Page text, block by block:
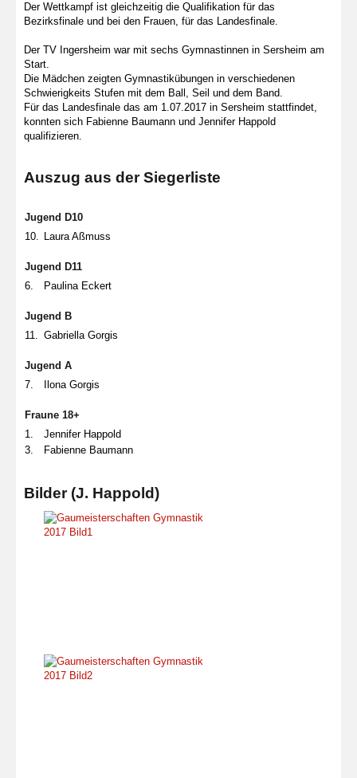
Der Wettkampf ist gleichzeitig die Qualifikation für das
Bezirksfinale und bei den Frauen, für das Landesfinale.
Der TV Ingersheim war mit sechs Gymnastinnen in Sersheim am
Start.
Die Mädchen zeigten Gymnastikübungen in verschiedenen
Schwierigkeits Stufen mit dem Ball, Seil und dem Band.
Für das Landesfinale das am 1.07.2017 in Sersheim stattfindet,
konnten sich Fabienne Baumann und Jennifer Happold
qualifizieren.
Auszug aus der Siegerliste
Jugend D10
10. Laura Aßmuss
Jugend D11
6.
Paulina Eckert
Jugend B
11. Gabriella Gorgis
Jugend A
7.
Ilona Gorgis
Fraune 18+
1.
Jennifer Happold
3.
Fabienne Baumann
Bilder (J. Happold)